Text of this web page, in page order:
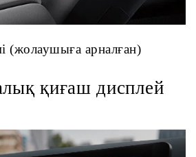
(жолаушыға арналған)
қиғаш дисплей